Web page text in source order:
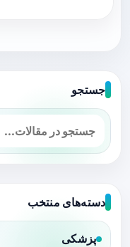
جستجو
دسته‌های منتخب
پزشکی